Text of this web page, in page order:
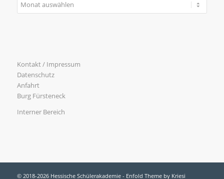
Kontakt / Impressum
Datenschutz
Anfahrt
Burg Fürsteneck
Interner Bereich
© 2018-2026 Hessische Schülerakademie - Enfold Theme by Kriesi